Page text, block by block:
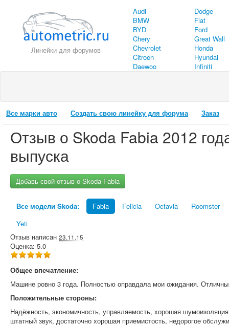
Линейки для форумов
Audi
BMW
BYD
Chery
Chevrolet
Citroen
Daewoo
Dodge
Fiat
Ford
Great Wall
Honda
Hyundai
Infiniti
Все марки авто Создать свою линейку для форума Заказ
Отзыв о Skoda Fabia 2012
выпуска
Добавь свой отзыв о Skoda Fabia
Все модели Skoda: Fabia Felicia Octavia
Roomster
Yeti
Отзыв написан 23.11.15
Оценка: 5.0
Общее впечатление:
Машине ровно 3 года. Полностью оправдала мои ожидания.
Положительные стороны:
Надёжность, экономичность, управляемость, хорошая
штатный звук, достаточно хорошая приемистость, недорогое